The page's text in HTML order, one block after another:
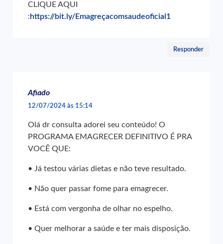
CLIQUE AQUI
:https://bit.ly/Emagreçacomsaudeoficial1
Responder
Afiado
12/07/2024 às 15:14
Olá dr consulta adorei seu conteúdo! O
PROGRAMA EMAGRECER DEFINITIVO É PRA
VOCÊ QUE:
• Já testou várias dietas e não teve resultado.
• Não quer passar fome para emagrecer.
• Está com vergonha de olhar no espelho.
• Quer melhorar a saúde e ter mais disposição.